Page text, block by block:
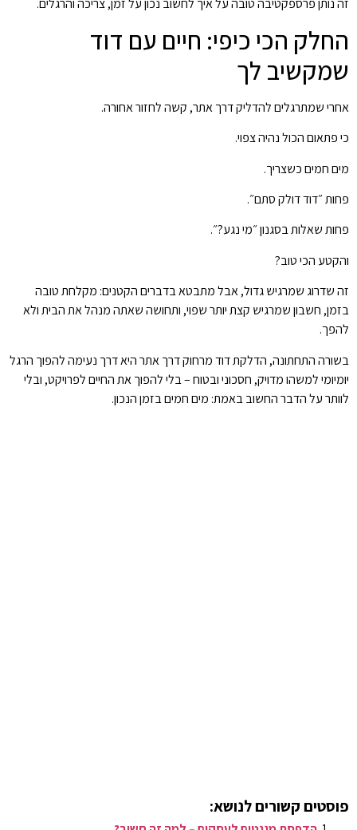
החלק הכי כיפי: חיים עם דוד
שמקשיב לך
אחרי שמתרגלים להדליק דרך אתר, קשה לחזור אחורה.
כי פתאום הכול נהיה צפוי.
מים חמים כשצריך.
פחות ״דוד דולק סתם״.
פחות שאלות בסגנון ״מי נגע?״.
והקטע הכי טוב?
זה שדרוג שמרגיש גדול, אבל מתבטא בדברים הקטנים: מקלחת טובה
בזמן, חשבון שמרגיש קצת יותר שפוי, ותחושה שאתה מנהל את הבית ולא
להפך.
בשורה התחתונה, הדלקת דוד מרחוק דרך אתר היא דרך נעימה להפוך הרגל
יומיומי למשהו מדויק, חסכוני ובטוח – בלי להפוך את החיים לפרויקט, ובלי
לוותר על הדבר החשוב באמת: מים חמים בזמן הנכון.
פוסטים קשורים לנושא: